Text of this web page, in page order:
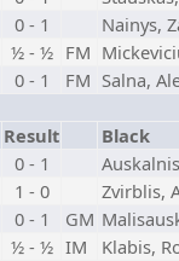
0 - 1
Nainys,
½ - ½ FM
0 - 1 FM Salna,
Result
Black
0 - 1
1 - 0
Zvirblis,
0 - 1 GM
½ - ½ IM
Klabis,